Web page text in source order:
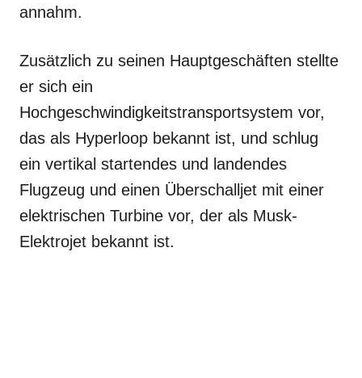
annahm.
Zusätzlich zu seinen Hauptgeschäften stellte
er sich ein
Hochgeschwindigkeitstransportsystem vor,
das als Hyperloop bekannt ist, und schlug
ein vertikal startendes und landendes
Flugzeug und einen Überschalljet mit einer
elektrischen Turbine vor, der als Musk-
Elektrojet bekannt ist.